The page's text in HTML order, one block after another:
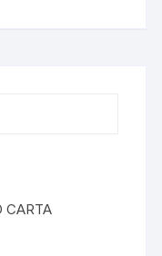
CARTA